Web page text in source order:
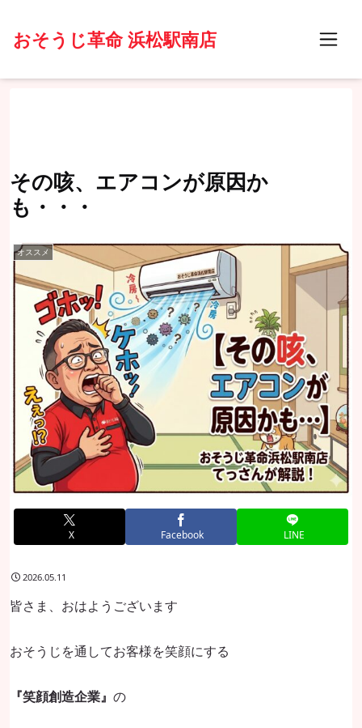
おそうじ革命 浜松駅南店
その咳、エアコンが原因か
も・・・
オススメ
X Facebook LINE
2026.05.11
皆さま、おはようございます
おそうじを通してお客様を笑顔にする
『笑顔創造企業』 の